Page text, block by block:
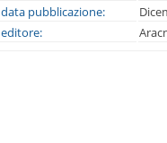
data pubblicazione:
editore: